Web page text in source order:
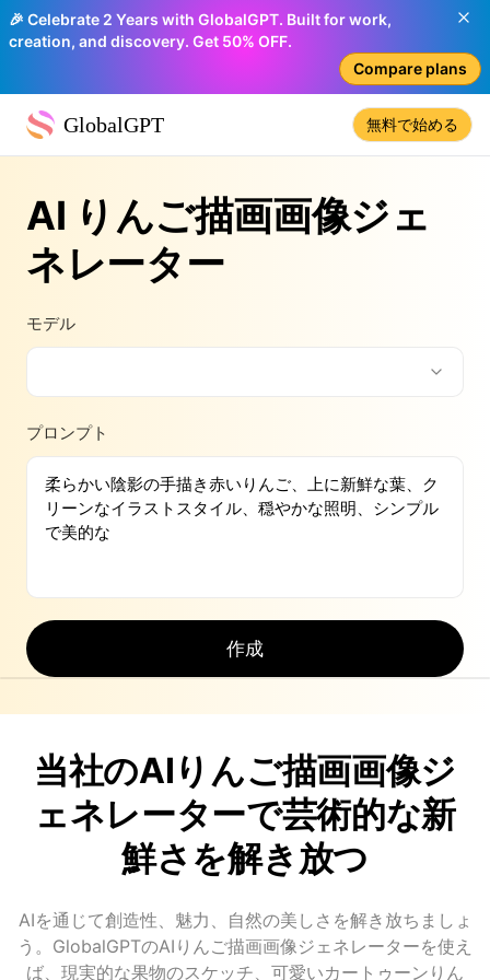
🎉 Celebrate 2 Years with GlobalGPT. Built for work,
creation, and discovery. Get 50% OFF.
Compare plans
GlobalGPT 無料で始める
AI りんご描画画像ジェ
ネレーター
モデル
プロンプト
作成
当社のAIりんご描画画像ジ
ェネレーターで芸術的な新
鮮さを解き放つ
AIを通じて創造性、魅力、自然の美しさを解き放ちましょ
う。GlobalGPTのAIりんご描画画像ジェネレーターを使え
ば、現実的な果物のスケッチ、可愛いカートゥーンりん